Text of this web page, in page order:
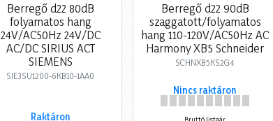
Berregő d22 80dB
folyamatos hang
24V/AC50Hz 24V/DC
AC/DC SIRIUS ACT
SIEMENS
SIE3SU1200-6KB10-1AA0
Raktáron
Berregő d22 90dB
szaggatott/folyamatos
hang 110-120V/AC50Hz AC
Harmony XB5 Schneider
SCHNXB5KS2G4
Nincs raktáron